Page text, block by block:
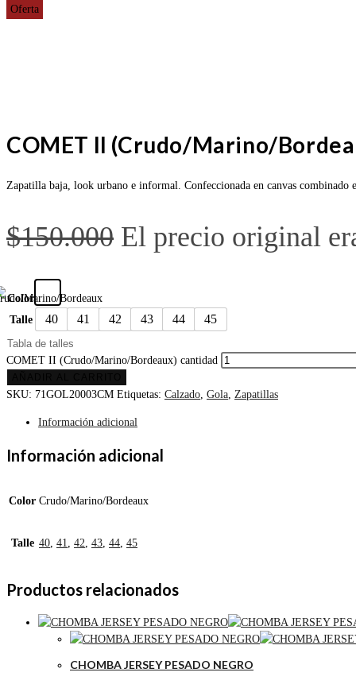
Oferta
COMET II (Crudo/Marino/
Zapatilla baja, look urbano e informal. Confeccionada en canvas
$150.000 El precio original
Color
Talle
40 41 42 43 44 45
Tabla de talles
COMET II (Crudo/Marino/Bordeaux) cantidad
SKU: 71GOL20003CM Etiquetas: Calzado, Gola, Zapatillas
Información adicional
Información adicional
Color Crudo/Marino/Bordeaux
Talle 40, 41, 42, 43, 44, 45
Productos relacionados
CHOMBA JERSEY PESADO NEGRO